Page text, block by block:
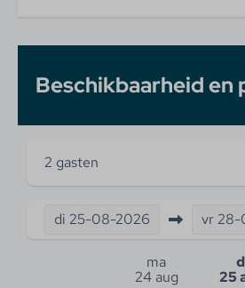
Beschikbaarheid en
2 gasten
di 25-08-2026 vr28-
ma
24 aug
25